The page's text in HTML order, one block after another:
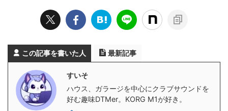
この記事を書いた人 最新記事
すいそ
ハウス、ガラージを中心にクラブサウンドを
好む趣味DTMer。KORG M1が好き。